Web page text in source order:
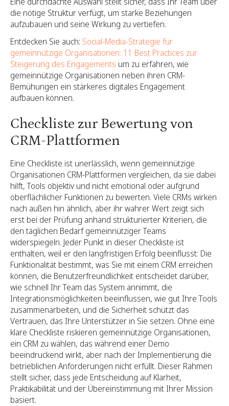
die nötige Struktur verfügt, um starke Beziehungen
aufzubauen und seine Wirkung zu vertiefen.
Entdecken Sie auch: Social-Media-Strategie für
gemeinnützige Organisationen: 11 Best Practices zur
Steigerung des Engagements um zu erfahren, wie
gemeinnützige Organisationen neben ihren CRM-
Bemühungen ein stärkeres digitales Engagement
aufbauen können.
Checkliste zur Bewertung von
CRM-Plattformen
Eine Checkliste ist unerlässlich, wenn gemeinnützige
Organisationen CRM-Plattformen vergleichen, da sie dabei
hilft, Tools objektiv und nicht emotional oder aufgrund
oberflächlicher Funktionen zu bewerten. Viele CRMs wirken
nach außen hin ähnlich, aber ihr wahrer Wert zeigt sich
erst bei der Prüfung anhand strukturierter Kriterien, die
den täglichen Bedarf gemeinnütziger Teams
widerspiegeln. Jeder Punkt in dieser Checkliste ist
enthalten, weil er den langfristigen Erfolg beeinflusst: Die
Funktionalität bestimmt, was Sie mit einem CRM erreichen
können, die Benutzerfreundlichkeit entscheidet darüber,
wie schnell Ihr Team das System annimmt, die
Integrationsmöglichkeiten beeinflussen, wie gut Ihre Tools
zusammenarbeiten, und die Sicherheit schützt das
Vertrauen, das Ihre Unterstützer in Sie setzen. Ohne eine
klare Checkliste riskieren gemeinnützige Organisationen,
ein CRM zu wählen, das während einer Demo
beeindruckend wirkt, aber nach der Implementierung die
betrieblichen Anforderungen nicht erfüllt. Dieser Rahmen
stellt sicher, dass jede Entscheidung auf Klarheit,
Praktikabilität und der Übereinstimmung mit Ihrer Mission
basiert.